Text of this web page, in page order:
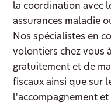
la coordination avec
assurances maladie
Nos spécialistes en
volontiers chez vous
gratuitement et de
fiscaux ainsi que sur
l'accompagnement et